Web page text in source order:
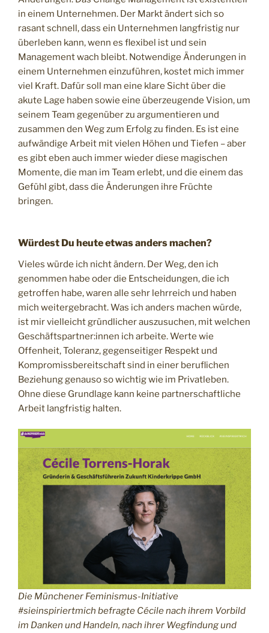
in einem Unternehmen. Der Markt ändert sich so
rasant schnell, dass ein Unternehmen langfristig nur
überleben kann, wenn es flexibel ist und sein
Management wach bleibt. Notwendige Änderungen in
einem Unternehmen einzuführen, kostet mich immer
viel Kraft. Dafür soll man eine klare Sicht über die
akute Lage haben sowie eine überzeugende Vision, um
seinem Team gegenüber zu argumentieren und
zusammen den Weg zum Erfolg zu finden. Es ist eine
aufwändige Arbeit mit vielen Höhen und Tiefen – aber
es gibt eben auch immer wieder diese magischen
Momente, die man im Team erlebt, und die einem das
Gefühl gibt, dass die Änderungen ihre Früchte
bringen.
Würdest Du heute etwas anders machen?
Vieles würde ich nicht ändern. Der Weg, den ich
genommen habe oder die Entscheidungen, die ich
getroffen habe, waren alle sehr lehrreich und haben
mich weitergebracht. Was ich anders machen würde,
ist mir vielleicht gründlicher auszusuchen, mit welchen
Geschäftspartner:innen ich arbeite. Werte wie
Offenheit, Toleranz, gegenseitiger Respekt und
Kompromissbereitschaft sind in einer beruflichen
Beziehung genauso so wichtig wie im Privatleben.
Ohne diese Grundlage kann keine partnerschaftliche
Arbeit langfristig halten.
Die Münchener Feminismus-Initiative
#sieinspiriertmich befragte Cécile nach ihrem Vorbild
im Danken und Handeln, nach ihrer Wegfindung und